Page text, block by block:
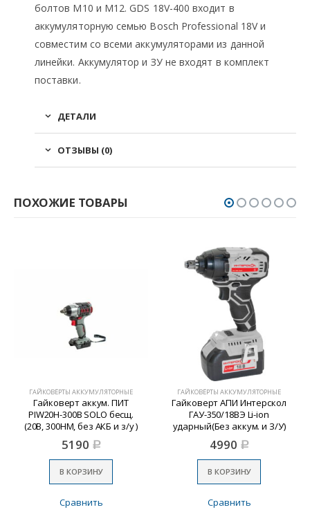
болтов М10 и М12. GDS 18V-400 входит в
аккумуляторную семью Bosch Professional 18V и
совместим со всеми аккумуляторами из данной
линейки. Аккумулятор и ЗУ не входят в комплект
поставки.
ДЕТАЛИ
ОТЗЫВЫ (0)
ПОХОЖИЕ ТОВАРЫ
ГАЙКОВЁРТЫ АККУМУЛЯТОРНЫЕ
Гайковерт аккум. ПИТ
PIW20H-300B SOLO бесщ.
(20В, 300НМ, без АКБ и з/у )
5190 Р
В КОРЗИНУ
Сравнить
ГАЙКОВЁРТЫ АККУМУЛЯТОРНЫЕ
Гайковерт АПИ Интерскол
ГАУ-350/18ВЭ Li-ion
ударный(Без аккум. и З/У)
4990 Р
В КОРЗИНУ
Сравнить